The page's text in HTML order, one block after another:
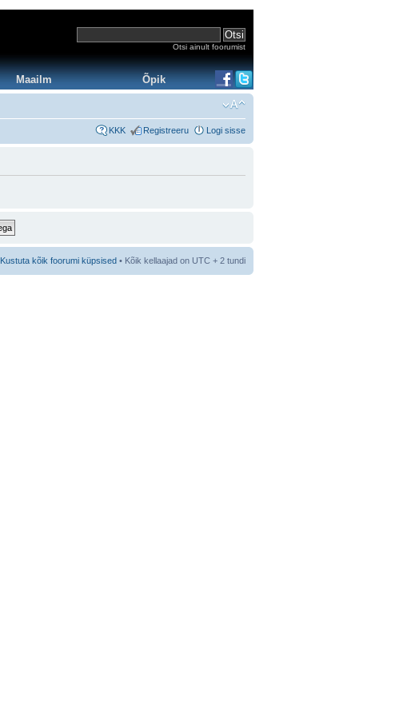
Otsi ainult foorumist
Maailm Õpik
KKK Registreeru Logi sisse
Kustuta kõik foorumi küpsised • Kõik kellaajad on UTC + 2 tundi